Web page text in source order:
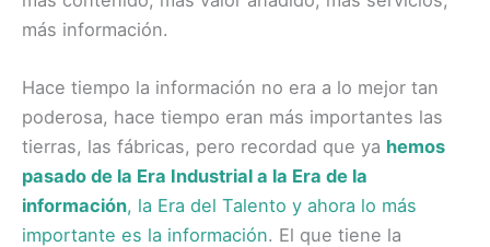
más información.
Hace tiempo la información no era a lo mejor tan
poderosa, hace tiempo eran más importantes las
tierras, las fábricas, pero recordad que ya hemos
pasado de la Era Industrial a la Era de la
información, la Era del Talento y ahora lo más
importante es la información. El que tiene la